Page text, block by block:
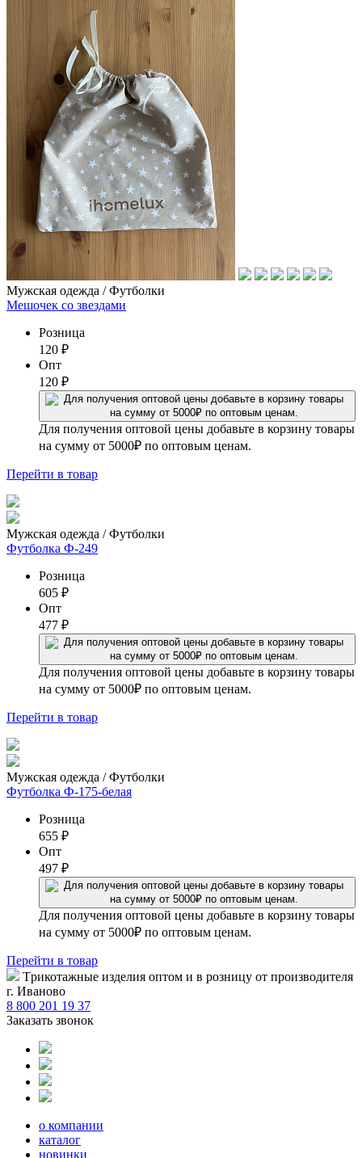
Мужская одежда / Футболки
Мешочек со звездами
Розница
120 ₽
Опт
120 ₽
Для получения оптовой цены добавьте в корзину товары
на сумму от 5000₽ по оптовым ценам.
Перейти в товар
Мужская одежда / Футболки
Футболка Ф-249
Розница
605 ₽
Опт
477 ₽
Для получения оптовой цены добавьте в корзину товары
на сумму от 5000₽ по оптовым ценам.
Перейти в товар
Мужская одежда / Футболки
Футболка Ф-175-белая
Розница
655 ₽
Опт
497 ₽
Для получения оптовой цены добавьте в корзину товары
на сумму от 5000₽ по оптовым ценам.
Перейти в товар
Tрикотажные изделия оптом и в розницу от производителя
г. Иваново
8 800 201 19 37
Заказать звонок
о компании
каталог
новинки